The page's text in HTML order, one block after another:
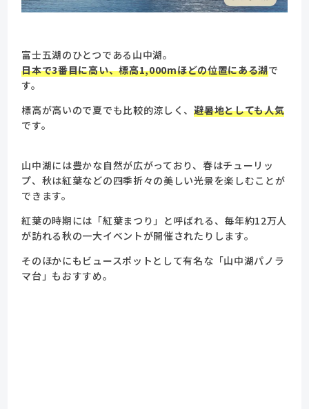
富士五湖のひとつである山中湖。
日本で3番目に高い、標高1,000mほどの位置にある湖で
す。
標高が高いので夏でも比較的涼しく、避暑地としても人気
です。
山中湖には豊かな自然が広がっており、春はチューリッ
プ、秋は紅葉などの四季折々の美しい光景を楽しむことが
できます。
紅葉の時期には「紅葉まつり」と呼ばれる、毎年約12万人
が訪れる秋の一大イベントが開催されたりします。
そのほかにもビュースポットとして有名な「山中湖パノラ
マ台」もおすすめ。